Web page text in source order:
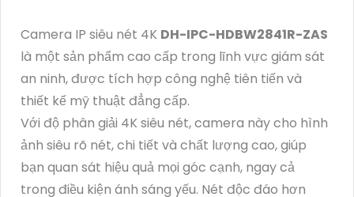
Camera IP siêu nét 4K DH-IPC-HDBW2841R-ZAS
là một sản phẩm cao cấp trong lĩnh vực giám sát
an ninh, được tích hợp công nghệ tiên tiến và
thiết kế mỹ thuật đẳng cấp.
Với độ phân giải 4K siêu nét, camera này cho hình
ảnh siêu rõ nét, chi tiết và chất lượng cao, giúp
bạn quan sát hiệu quả mọi góc cạnh, ngay cả
trong điều kiện ánh sáng yếu. Nét độc đáo hơn